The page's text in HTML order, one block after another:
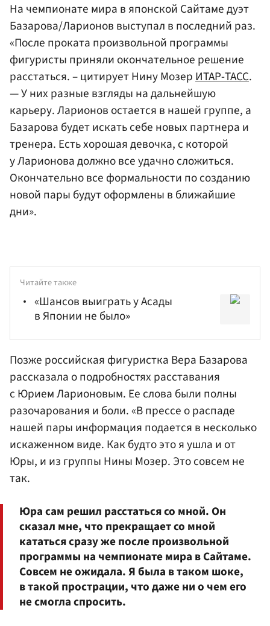
На чемпионате мира в японской Сайтаме дуэт
Базарова/Ларионов выступал в последний раз.
«После проката произвольной программы
фигуристы приняли окончательное решение
расстаться. – цитирует Нину МозерИТАР-ТАСС.
— У них разные взгляды на дальнейшую
карьеру. Ларионов остается в нашей группе, а
Базарова будет искать себе новых партнера и
тренера. Есть хорошая девочка, с которой
у Ларионова должно все удачно сложиться.
Окончательно все формальности по созданию
новой пары будут оформлены в ближайшие
дни».
Читайте также
«Шансов выиграть у Асады
в Японии не было»
Позже российская фигуристка Вера Базарова
рассказала о подробностях расставания
с Юрием Ларионовым. Ее слова были полны
разочарования и боли. «В прессе о распаде
нашей пары информация подается в несколько
искаженном виде. Как будто это я ушла и от
Юры, и из группы Нины Мозер. Это совсем не
так.
Юра сам решил расстаться со мной. Он
сказал мне, что прекращает со мной
кататься сразу же после произвольной
программы на чемпионате мира в Сайтаме.
Совсем не ожидала. Я была в таком шоке,
в такой прострации, что даже ни о чем его
не смогла спросить.